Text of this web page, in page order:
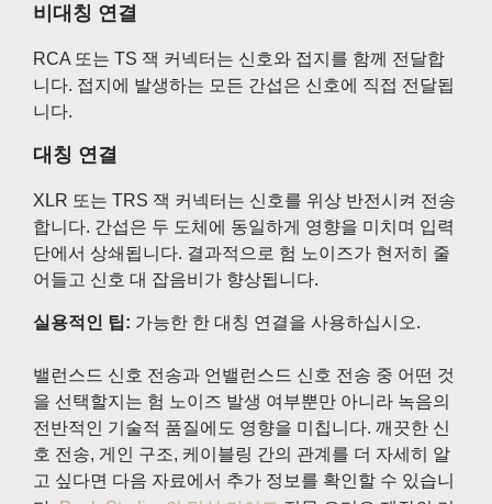
비대칭 연결
RCA 또는 TS 잭 커넥터는 신호와 접지를 함께 전달합
니다. 접지에 발생하는 모든 간섭은 신호에 직접 전달됩
니다.
대칭 연결
XLR 또는 TRS 잭 커넥터는 신호를 위상 반전시켜 전송
합니다. 간섭은 두 도체에 동일하게 영향을 미치며 입력
단에서 상쇄됩니다. 결과적으로 험 노이즈가 현저히 줄
어들고 신호 대 잡음비가 향상됩니다.
실용적인 팁: 가능한 한 대칭 연결을 사용하십시오.
밸런스드 신호 전송과 언밸런스드 신호 전송 중 어떤 것
을 선택할지는 험 노이즈 발생 여부뿐만 아니라 녹음의
전반적인 기술적 품질에도 영향을 미칩니다. 깨끗한 신
호 전송, 게인 구조, 케이블링 간의 관계를 더 자세히 알
고 싶다면 다음 자료에서 추가 정보를 확인할 수 있습니